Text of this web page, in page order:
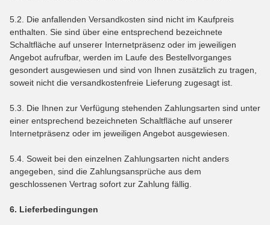
5.2. Die anfallenden Versandkosten sind nicht im Kaufpreis
enthalten. Sie sind über eine entsprechend bezeichnete
Schaltfläche auf unserer Internetpräsenz oder im jeweiligen
Angebot aufrufbar, werden im Laufe des Bestellvorganges
gesondert ausgewiesen und sind von Ihnen zusätzlich zu tragen,
soweit nicht die versandkostenfreie Lieferung zugesagt ist.
5.3. Die Ihnen zur Verfügung stehenden Zahlungsarten sind unter
einer entsprechend bezeichneten Schaltfläche auf unserer
Internetpräsenz oder im jeweiligen Angebot ausgewiesen.
5.4. Soweit bei den einzelnen Zahlungsarten nicht anders
angegeben, sind die Zahlungsansprüche aus dem
geschlossenen Vertrag sofort zur Zahlung fällig.
6. Lieferbedingungen